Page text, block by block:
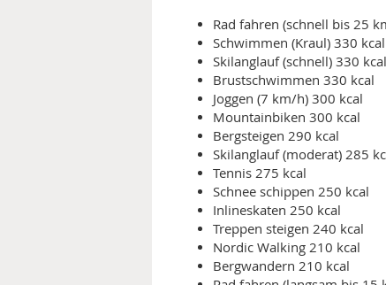
Rad fahren (schnell bis 25
Schwimmen (Kraul) 330 kcal
Skilanglauf (schnell) 330 kcal
Brustschwimmen 330 kcal
Joggen (7 km/h) 300 kcal
Mountainbiken 300 kcal
Bergsteigen 290 kcal
Skilanglauf (moderat) 285
Tennis 275 kcal
Schnee schippen 250 kcal
Inlineskaten 250 kcal
Treppen steigen 240 kcal
Nordic Walking 210 kcal
Bergwandern 210 kcal